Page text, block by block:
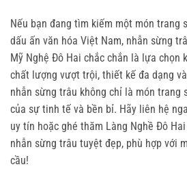
Nếu bạn đang tìm kiếm một món trang
dấu ấn văn hóa Việt Nam, nhẫn sừng
Mỹ Nghệ Đô Hai chắc chắn là lựa chọn
chất lượng vượt trội, thiết kế đa dạng
nhẫn sừng trâu không chỉ là món trang
của sự tinh tế và bền bỉ. Hãy liên hệ
uy tín hoặc ghé thăm Làng Nghề Đô
nhẫn sừng trâu tuyệt đẹp, phù hợp với
cầu!